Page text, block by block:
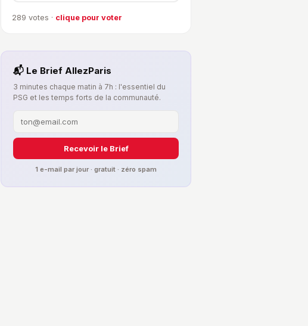
289 votes · clique pour voter
📬 Le Brief AllezParis
3 minutes chaque matin à 7h : l'essentiel du
PSG et les temps forts de la communauté.
Recevoir le Brief
1 e-mail par jour · gratuit · zéro spam